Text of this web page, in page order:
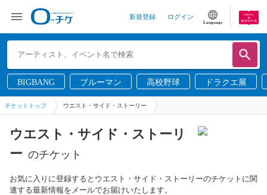
新規登録 ログイン
Language
BIGBANG ブルーマン 高校野球 ドラクエ展
チケットトップ ウエスト・サイド・ストーリー
ウエスト・サイド・ストーリ
ー のチケット
お気に入りに登録するとウエスト・サイド・ストーリーのチケットに関
連する最新情報をメールでお届けいたします。